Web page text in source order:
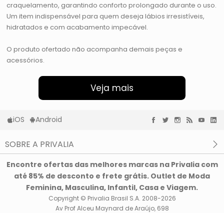
craquelamento, garantindo conforto prolongado durante o uso.
Um item indispensável para quem deseja lábios irresistíveis,
hidratados e com acabamento impecável.
O produto ofertado não acompanha demais peças e
acessórios.
Veja mais
iOS Android
SOBRE A PRIVALIA
Privacidade e Cookies
Condições de uso
Encontre ofertas das melhores marcas na Privalia com
até 85% de desconto e frete grátis. Outlet de Moda
Feminina, Masculina, Infantil, Casa e Viagem.
Copyright © Privalia Brasil S.A. 2008-2026
Av Prof Alceu Maynard de Araújo, 698